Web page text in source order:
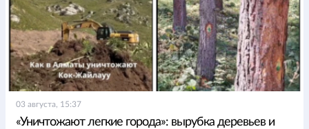
03 августа, 15:37
«Уничтожают легкие города»: вырубка деревьев и